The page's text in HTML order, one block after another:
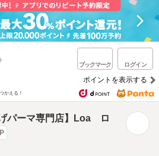
ブックマーク ログイン
ポイントを表示する
かえる！
パーマ専門店】Loa ロ